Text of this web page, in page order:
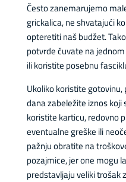
Često zanemarujemo
grickalica, ne shvatajući
opteretiti naš budžet.
potvrde čuvate na
ili koristite posebnu
Ukoliko koristite
dana zabeležite iznos koji
koristite karticu, redovno
eventualne greške ili
pažnju obratite na
pozajmice, jer one mogu
predstavljaju veliki trošak